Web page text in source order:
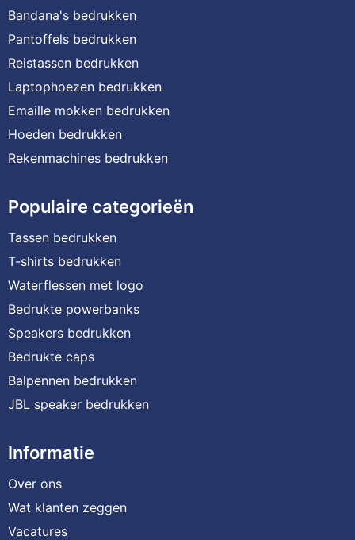
Bandana's bedrukken
Pantoffels bedrukken
Reistassen bedrukken
Laptophoezen bedrukken
Emaille mokken bedrukken
Hoeden bedrukken
Rekenmachines bedrukken
Populaire categorieën
Tassen bedrukken
T-shirts bedrukken
Waterflessen met logo
Bedrukte powerbanks
Speakers bedrukken
Bedrukte caps
Balpennen bedrukken
JBL speaker bedrukken
Informatie
Over ons
Wat klanten zeggen
Vacatures